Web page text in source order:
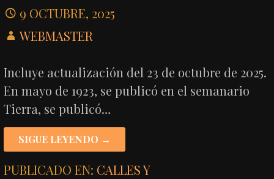
9 OCTUBRE, 2025
WEBMASTER
Incluye actualización del 23 de octubre de 2025.
En mayo de 1923, se publicó en el semanario
Tierra, se publicó…
SIGUE LEYENDO →
PUBLICADO EN: CALLES Y